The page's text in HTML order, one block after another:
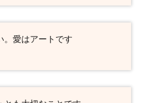
。愛はアートです